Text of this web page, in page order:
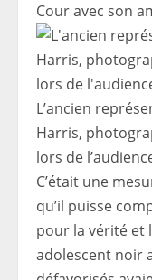
Cour avec son
L’ancien
Harris,
lors de
C’était une
qu’il puisse
pour la vérité et
adolescent noir